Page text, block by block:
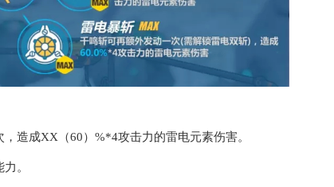
造成XX（60）%*4攻击力的雷电元素伤害。
。